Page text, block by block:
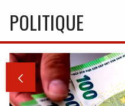
POLITIQUE
